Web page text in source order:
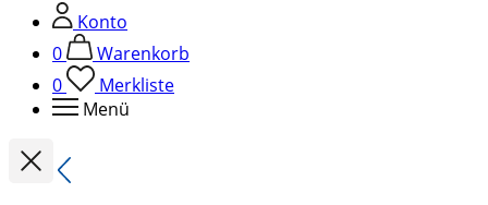
Konto
0
Warenkorb
0
Merkliste
Menü